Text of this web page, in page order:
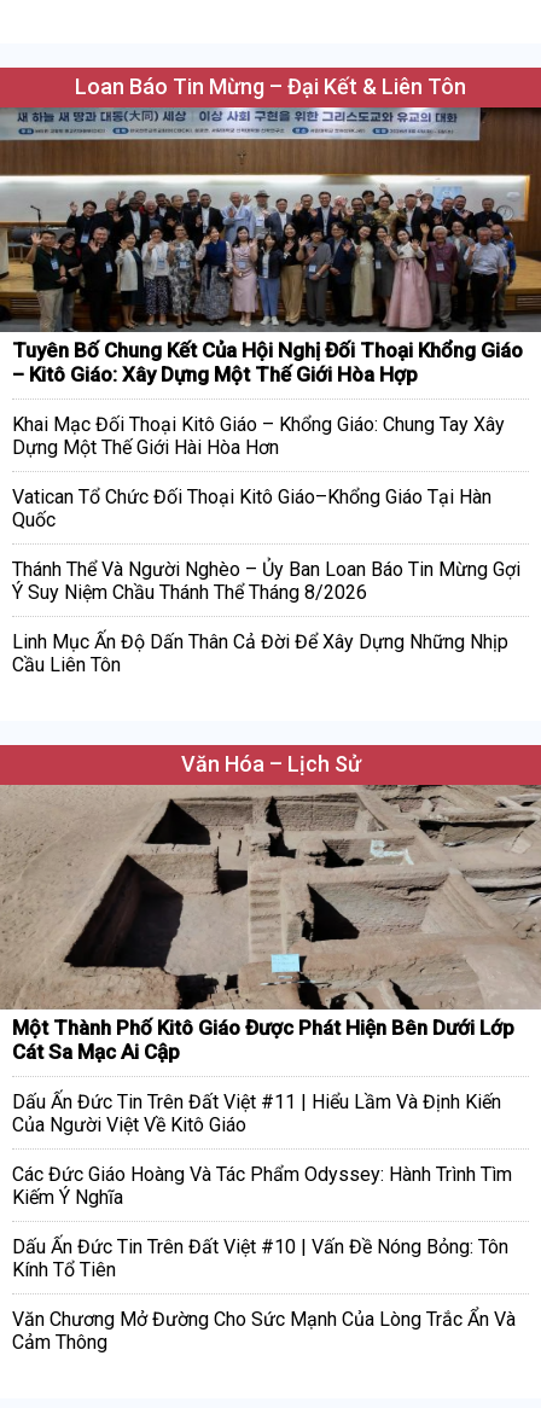
Loan Báo Tin Mừng – Đại Kết & Liên Tôn
Tuyên Bố Chung Kết Của Hội Nghị Đối Thoại Khổng Giáo
– Kitô Giáo: Xây Dựng Một Thế Giới Hòa Hợp
Khai Mạc Đối Thoại Kitô Giáo – Khổng Giáo: Chung Tay Xây
Dựng Một Thế Giới Hài Hòa Hơn
Vatican Tổ Chức Đối Thoại Kitô Giáo–Khổng Giáo Tại Hàn
Quốc
Thánh Thể Và Người Nghèo – Ủy Ban Loan Báo Tin Mừng Gợi
Ý Suy Niệm Chầu Thánh Thể Tháng 8/2026
Linh Mục Ấn Độ Dấn Thân Cả Đời Để Xây Dựng Những Nhịp
Cầu Liên Tôn
Văn Hóa – Lịch Sử
Một Thành Phố Kitô Giáo Được Phát Hiện Bên Dưới Lớp
Cát Sa Mạc Ai Cập
Dấu Ấn Đức Tin Trên Đất Việt #11 | Hiểu Lầm Và Định Kiến
Của Người Việt Về Kitô Giáo
Các Đức Giáo Hoàng Và Tác Phẩm Odyssey: Hành Trình Tìm
Kiếm Ý Nghĩa
Dấu Ấn Đức Tin Trên Đất Việt #10 | Vấn Đề Nóng Bỏng: Tôn
Kính Tổ Tiên
Văn Chương Mở Đường Cho Sức Mạnh Của Lòng Trắc Ẩn Và
Cảm Thông